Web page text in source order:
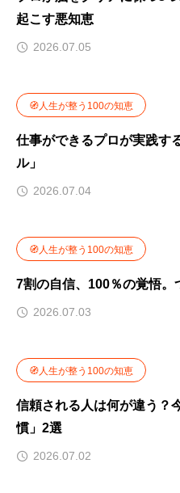
起こす悪知恵
2026.07.05
🧭人生が整う100の知恵
仕事ができるプロが実践す
ル」
2026.07.04
🧭人生が整う100の知恵
7割の自信、100％の覚悟。
2026.07.03
🧭人生が整う100の知恵
信頼される人は何が違う？
慣」2選
2026.07.02